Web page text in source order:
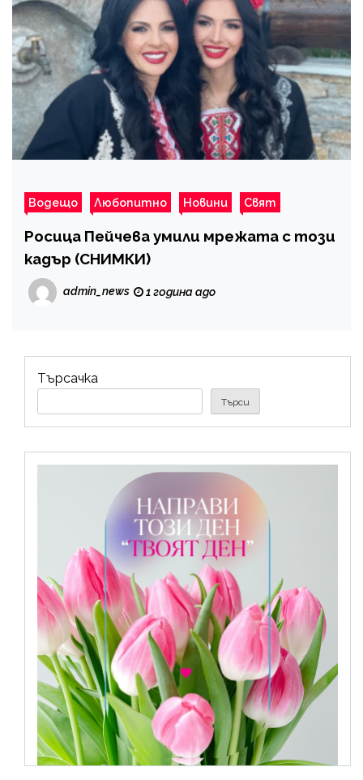
Водещо Любопитно Новини Свят
Росица Пейчева умили мрежата с този
кадър (СНИМКИ)
admin_news 1 година ago
Търсачка
Търси